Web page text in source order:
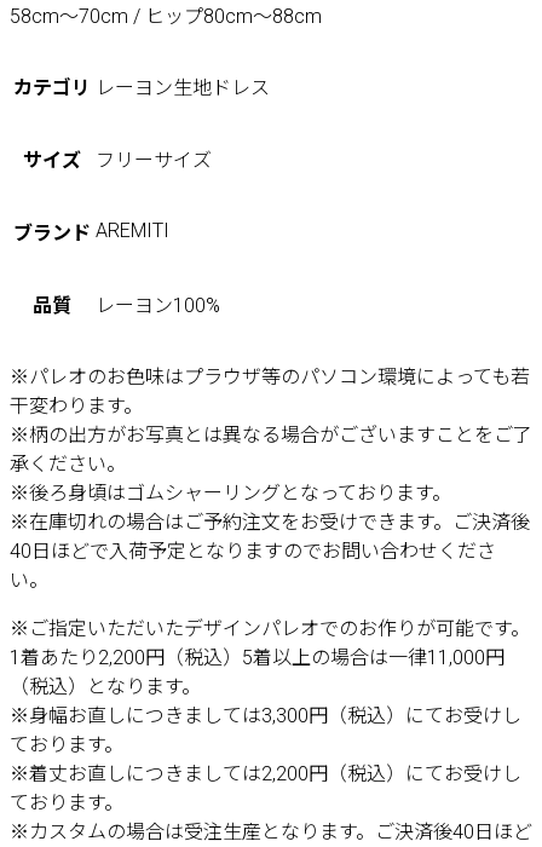
58cm〜70cm / ヒップ80cm〜88cm
カテゴリ レーヨン生地ドレス
サイズ フリーサイズ
ブランド AREMITI
品質 レーヨン100%
※パレオのお色味はプラウザ等のパソコン環境によっても若
干変わります。
※柄の出方がお写真とは異なる場合がございますことをご了
承ください。
※後ろ身頃はゴムシャーリングとなっております。
※在庫切れの場合はご予約注文をお受けできます。ご決済後
40日ほどで入荷予定となりますのでお問い合わせくださ
い。
※ご指定いただいたデザインパレオでのお作りが可能です。
1着あたり2,200円（税込）5着以上の場合は一律11,000円
（税込）となります。
※身幅お直しにつきましては3,300円（税込）にてお受けし
ております。
※着丈お直しにつきましては2,200円（税込）にてお受けし
ております。
※カスタムの場合は受注生産となります。ご決済後40日ほど